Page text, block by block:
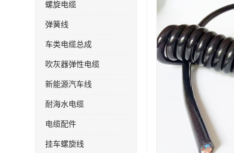
螺旋电缆
弹簧线
车类电缆总成
吹灰器弹性电缆
新能源汽车线
耐海水电缆
电缆配件
挂车螺旋线